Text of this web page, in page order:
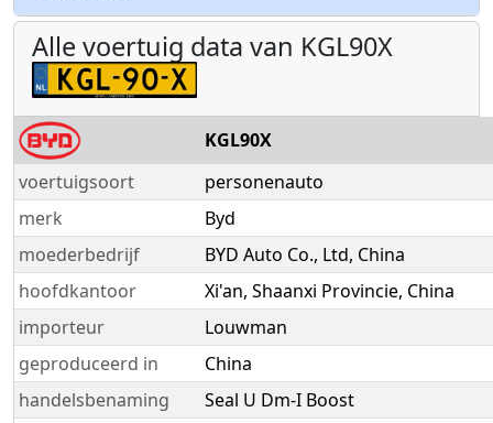
Alle voertuig data van KGL90X
KGL90X
voertuigsoort
personenauto
merk
Byd
moederbedrijf
BYD Auto Co., Ltd, China
hoofdkantoor
Xi'an, Shaanxi Provincie, China
importeur
Louwman
geproduceerd in
China
handelsbenaming
Seal U Dm-I Boost